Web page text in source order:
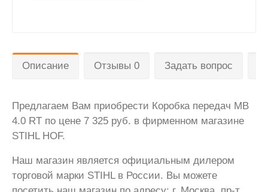
Описание Отзывы 0 Задать вопрос
Предлагаем Вам приобрести Коробка передач МВ
4.0 RT по цене 7 325 руб. в фирменном магазине
STIHL HOF.
Наш магазин является официальным дилером
торговой марки STIHL в России. Вы можете